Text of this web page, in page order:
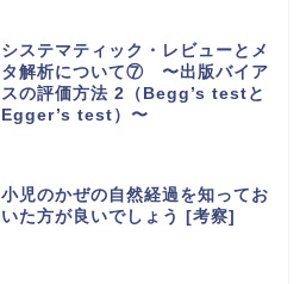
システマティック・レビューとメ
タ解析について⑦ 〜出版バイア
スの評価方法 2（Begg’s testと
Egger’s test）〜
小児のかぜの自然経過を知ってお
いた方が良いでしょう [考察]